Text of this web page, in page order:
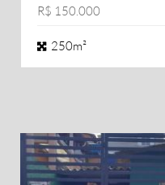
R$ 150.000
250m²